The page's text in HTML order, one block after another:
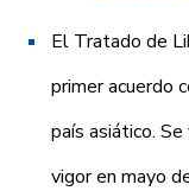
El Tratado de
primer acuerdo
país asiático.
vigor en mayo